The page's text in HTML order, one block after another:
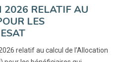
2026 RELATIF AU
LES
relatif au calcul de l’Allocation